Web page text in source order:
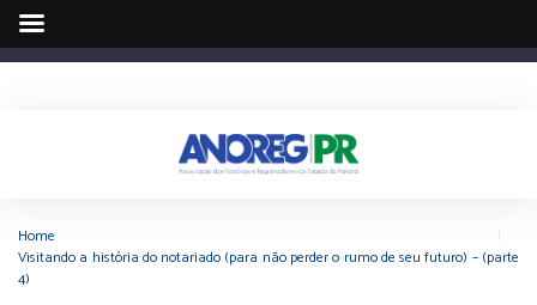
Home
Visitando a história do notariado (para não perder o rumo de seu futuro) – (parte
4)